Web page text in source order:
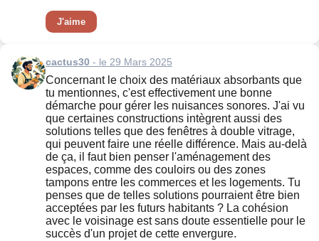
J'aime
cactus30 - le 29 Mars 2025
Concernant le choix des matériaux absorbants que
tu mentionnes, c'est effectivement une bonne
démarche pour gérer les nuisances sonores. J'ai vu
que certaines constructions intègrent aussi des
solutions telles que des fenêtres à double vitrage,
qui peuvent faire une réelle différence. Mais au-delà
de ça, il faut bien penser l'aménagement des
espaces, comme des couloirs ou des zones
tampons entre les commerces et les logements. Tu
penses que de telles solutions pourraient être bien
acceptées par les futurs habitants ? La cohésion
avec le voisinage est sans doute essentielle pour le
succès d'un projet de cette envergure.